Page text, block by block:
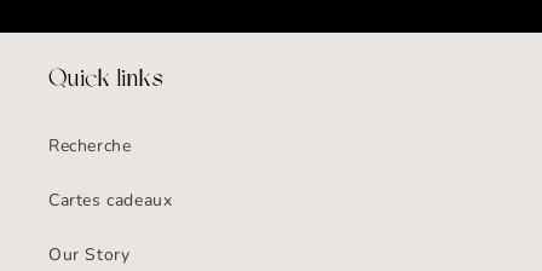
Quick links
Recherche
Cartes cadeaux
Our Story